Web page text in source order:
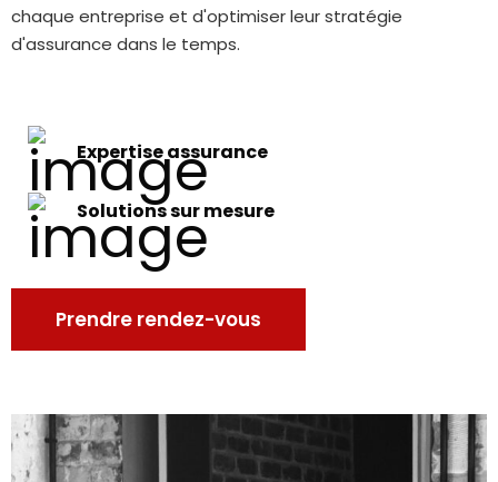
chaque entreprise et d'optimiser leur stratégie
d'assurance dans le temps.
Expertise assurance
Solutions sur mesure
Prendre rendez-vous